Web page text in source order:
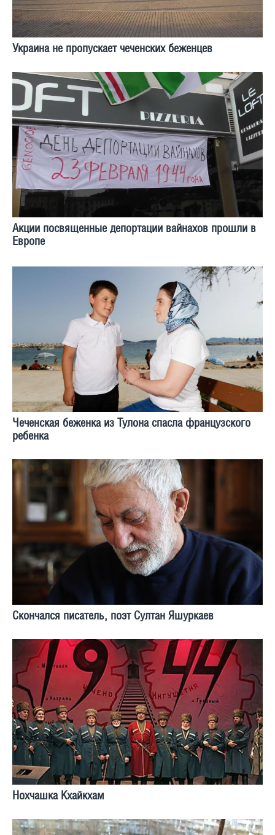
Украина не пропускает чеченских беженцев
Акции посвященные депортации вайнахов прошли в
Европе
Чеченская беженка из Тулона спасла французского
ребенка
Скончался писатель, поэт Султан Яшуркаев
Нохчашка Кхайкхам